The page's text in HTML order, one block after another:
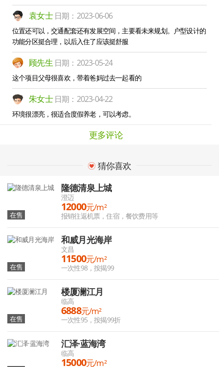
袁女士 日期：2023-06-06
位置还可以，交通配套还有发展空间，主要看未来规划。户型设计的
功能分区挺合理，以后入住了应该挺舒服
顾先生 日期：2023-05-24
这个项目父母很喜欢，带着爸妈过去一起看的
朱女士 日期：2023-04-22
环境很漂亮，很适合度假养老，可以考虑。
更多评论
猜你喜欢
隆德清泉上城
澄迈
12000元/m²
报销往返机票，住宿，餐饮费用等
在售
和威月光海岸
文昌
11500元/m²
一次性98，按揭99
在售
楼厦澜江月
临高
6888元/m²
一次性95，按揭99折
在售
汇泽·蓝海湾
临高
15000元/m²